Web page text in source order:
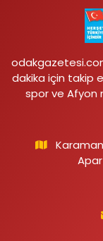
dakika için takip
spor ve Afyon